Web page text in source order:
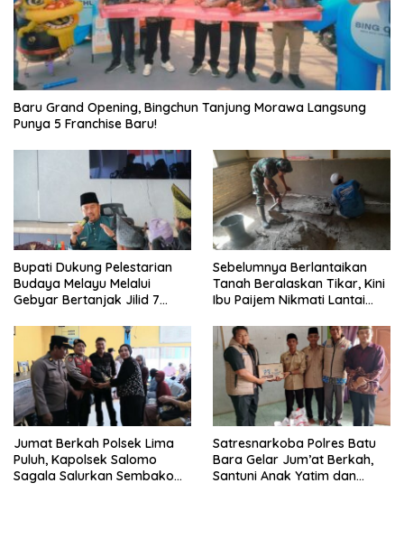
‎Baru Grand Opening, Bingchun Tanjung Morawa Langsung
Punya 5 Franchise Baru!
Bupati Dukung Pelestarian
Budaya Melayu Melalui
Gebyar Bertanjak Jilid 7
Sebelumnya Berlantaikan
Tanah Beralaskan Tikar, Kini
Ibu Paijem Nikmati Lantai
Satgas TMMD Ke-129 Kodim
0208/Asahan
Jumat Berkah Polsek Lima
Puluh, Kapolsek Salomo
Sagala Salurkan Sembako
Satresnarkoba Polres Batu
Bara Gelar Jum’at Berkah,
Santuni Anak Yatim dan